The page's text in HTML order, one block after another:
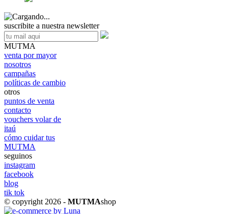
suscribite a nuestra newsletter
MUTMA
venta por mayor
nosotros
campañas
políticas de cambio
otros
puntos de venta
contacto
vouchers volar de
itaú
cómo cuidar tus
MUTMA
seguinos
instagram
facebook
blog
tik tok
© copyright 2026 - MUTMAshop